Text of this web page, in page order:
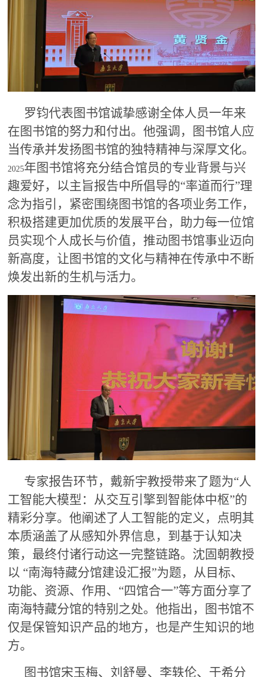
罗钧代表图书馆诚挚感谢全体人员一年来
在图书馆的努力和付出。他强调，图书馆人应
当传承并发扬图书馆的独特精神与深厚文化。
2025年图书馆将充分结合馆员的专业背景与兴
趣爱好，以主旨报告中所倡导的“率道而行”理
念为指引，紧密围绕图书馆的各项业务工作，
积极搭建更加优质的发展平台，助力每一位馆
员实现个人成长与价值，推动图书馆事业迈向
新高度，让图书馆的文化与精神在传承中不断
焕发出新的生机与活力。
专家报告环节，戴新宇教授带来了题为“人
工智能大模型：从交互引擎到智能体中枢”的
精彩分享。他阐述了人工智能的定义，点明其
本质涵盖了从感知外界信息，到基于认知决
策，最终付诸行动这一完整链路。沈固朝教授
以 “南海特藏分馆建设汇报”为题，从目标、
功能、资源、作用、“四馆合一”等方面分享了
南海特藏分馆的特别之处。他指出，图书馆不
仅是保管知识产品的地方，也是产生知识的地
方。
图书馆宋玉梅、刘舒曼、李轶伦、于希分